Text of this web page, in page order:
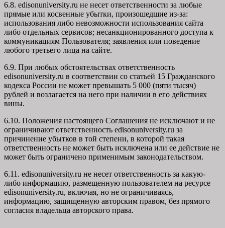
6.8. edisonuniversity.ru не несет ответственности за любые
прямые или косвенные убытки, произошедшие из-за:
использования либо невозможности использования сайта
либо отдельных сервисов; несанкционированного доступа к
коммуникациям Пользователя; заявления или поведение
любого третьего лица на сайте.
6.9. При любых обстоятельствах ответственность
edisonuniversity.ru в соответствии со статьей 15 Гражданского
кодекса России не может превышать 5 000 (пяти тысяч)
рублей и возлагается на него при наличии в его действиях
вины.
6.10. Положения настоящего Соглашения не исключают и не
ограничивают ответственность edisonuniversity.ru за
причинение убытков в той степени, в которой такая
ответственность не может быть исключена или ее действие не
может быть ограничено применимым законодательством.
6.11. edisonuniversity.ru не несет ответственность за какую-
либо информацию, размещенную пользователем на ресурсе
edisonuniversity.ru, включая, но не ограничиваясь,
информацию, защищенную авторским правом, без прямого
согласия владельца авторского права.